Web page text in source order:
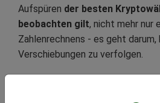
Aufspüren der besten
beobachten gilt, nicht mehr nur
Zahlenrechnens - es geht
Verschiebungen zu verfolgen.
In diesem Klima ist eine breit